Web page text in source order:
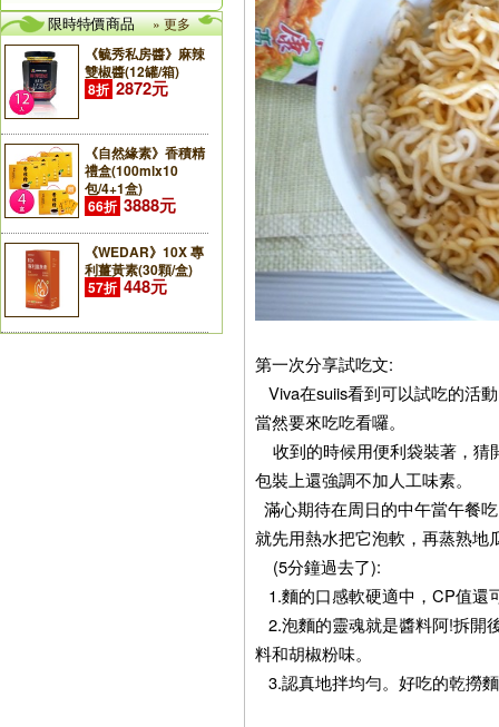
限時特價商品
» 更多
《毓秀私房醬》麻辣
雙椒醬(12罐/箱)
8折 2872元
《自然緣素》香積精
禮盒(100mlx10
包/4+1盒)
66折 3888元
《WEDAR》10X 專
利薑黃素(30顆/盒)
57折 448元
第一次分享試吃文:
Viva在suiis看到可以試吃的活
當然要來吃吃看囉。
收到的時候用便利袋裝著，猜
包裝上還強調不加人工味素。
滿心期待在周日的中午當午餐
就先用熱水把它泡軟，再蒸熟地
(5分鐘過去了):
1.麵的口感軟硬適中，CP值還
2.泡麵的靈魂就是醬料阿!拆開
料和胡椒粉味。
3.認真地拌均勻。好吃的乾撈